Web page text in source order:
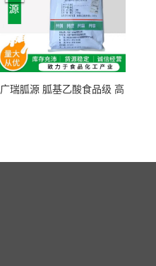
广瑞胍源 胍基乙酸食品级 高